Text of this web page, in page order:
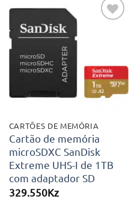
has
multiple
variants.
The
options
chosen
on
the
product
page
CARTÕES DE MEMÓRIA
Cartão de memória
microSDXC SanDisk
Extreme UHS-I de 1TB
com adaptador SD
329.550Kz